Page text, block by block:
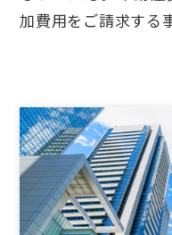
加費用をご請求する